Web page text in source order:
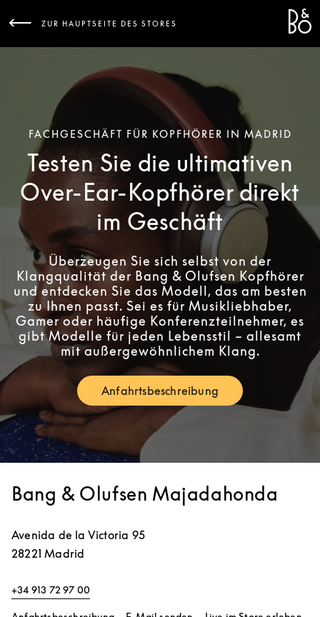
ZUR HAUPTSEITE DES STORES
FACHGESCHÄFT FÜR KOPFHÖRER IN MADRID
Testen Sie die ultimativen
Over-Ear-Kopfhörer direkt
im Geschäft
Überzeugen Sie sich selbst von der
Klangqualität der Bang & Olufsen Kopfhörer
und entdecken Sie das Modell, das am besten
zu Ihnen passt. Sei es für Musikliebhaber,
Gamer oder häufige Konferenzteilnehmer, es
gibt Modelle für jeden Lebensstil – allesamt
mit außergewöhnlichem Klang.
AnfahrtsbeschreibungLink Opens in New Tab
Bang & Olufsen Majadahonda
Avenida de la Victoria 95
28221 Madrid
+34 913 72 97 00
Link Opens in New Tab